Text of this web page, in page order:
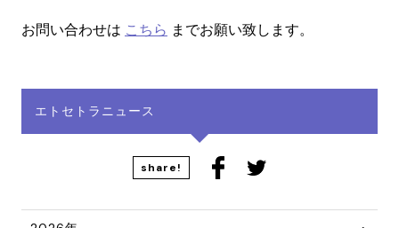
お問い合わせは こちら までお願い致します。
エトセトラニュース
share!